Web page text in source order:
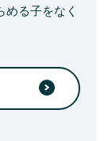
める子をなく